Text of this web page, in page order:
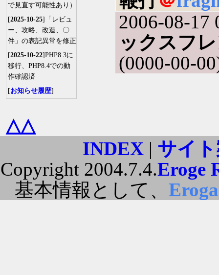
で見直す可能性あり）
[2025-10-25]「レビュ
ー、攻略、改造、〇
件」の表記異常を修正
[2025-10-22]PHP8.3に
移行、PHP8.4での動
作確認済
[お知らせ履歴]
2006-08-17
ックスフ
(0000-00-
△△
INDEX| サイ
Copyright 2004.7.4.Eroge
基本情報として、